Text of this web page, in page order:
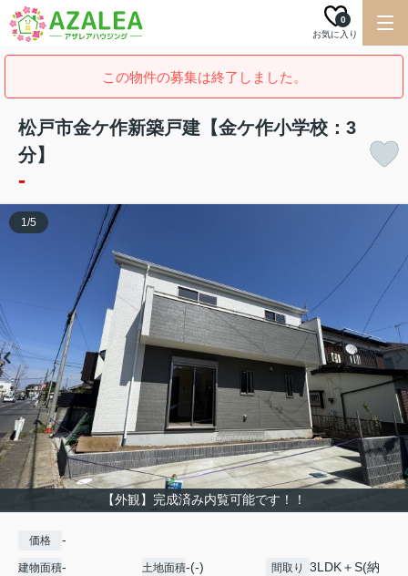
お気に入り
0
この物件の募集は終了しました。
松戸市金ケ作新築戸建【金ケ作小学校：3
分】
-
【外観】完成済み内覧可能です！！
1/5
価格 -
建物面積- 土地面積-(-) 間取り
3LDK＋S(納